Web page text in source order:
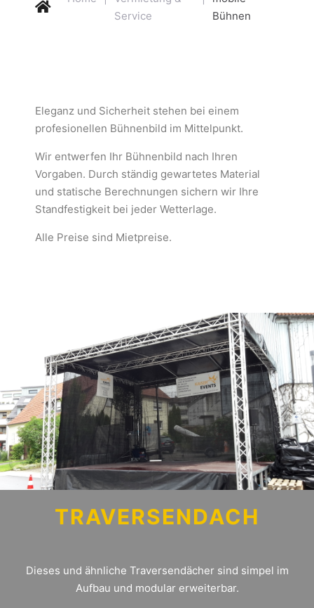
Service
Bühnen
Eleganz und Sicherheit stehen bei einem
profesionellen Bühnenbild im Mittelpunkt.
Wir entwerfen Ihr Bühnenbild nach Ihren
Vorgaben. Durch ständig gewartetes Material
und statische Berechnungen sichern wir Ihre
Standfestigkeit bei jeder Wetterlage.
Alle Preise sind Mietpreise.
TRAVERSENDACH
Dieses und ähnliche Traversendächer sind simpel im
Aufbau und modular erweiterbar.